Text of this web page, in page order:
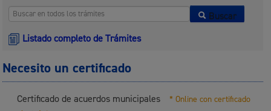
Buscar
Listado completo de Trámites
Necesito un certificado
Certificado de acuerdos municipales
* Online con certificado